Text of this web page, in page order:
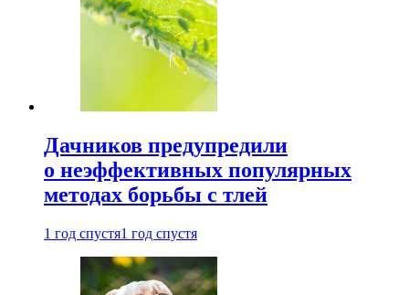
Дачников предупредили
о неэффективных популярных
методах борьбы с тлей
1 год спустя1 год спустя